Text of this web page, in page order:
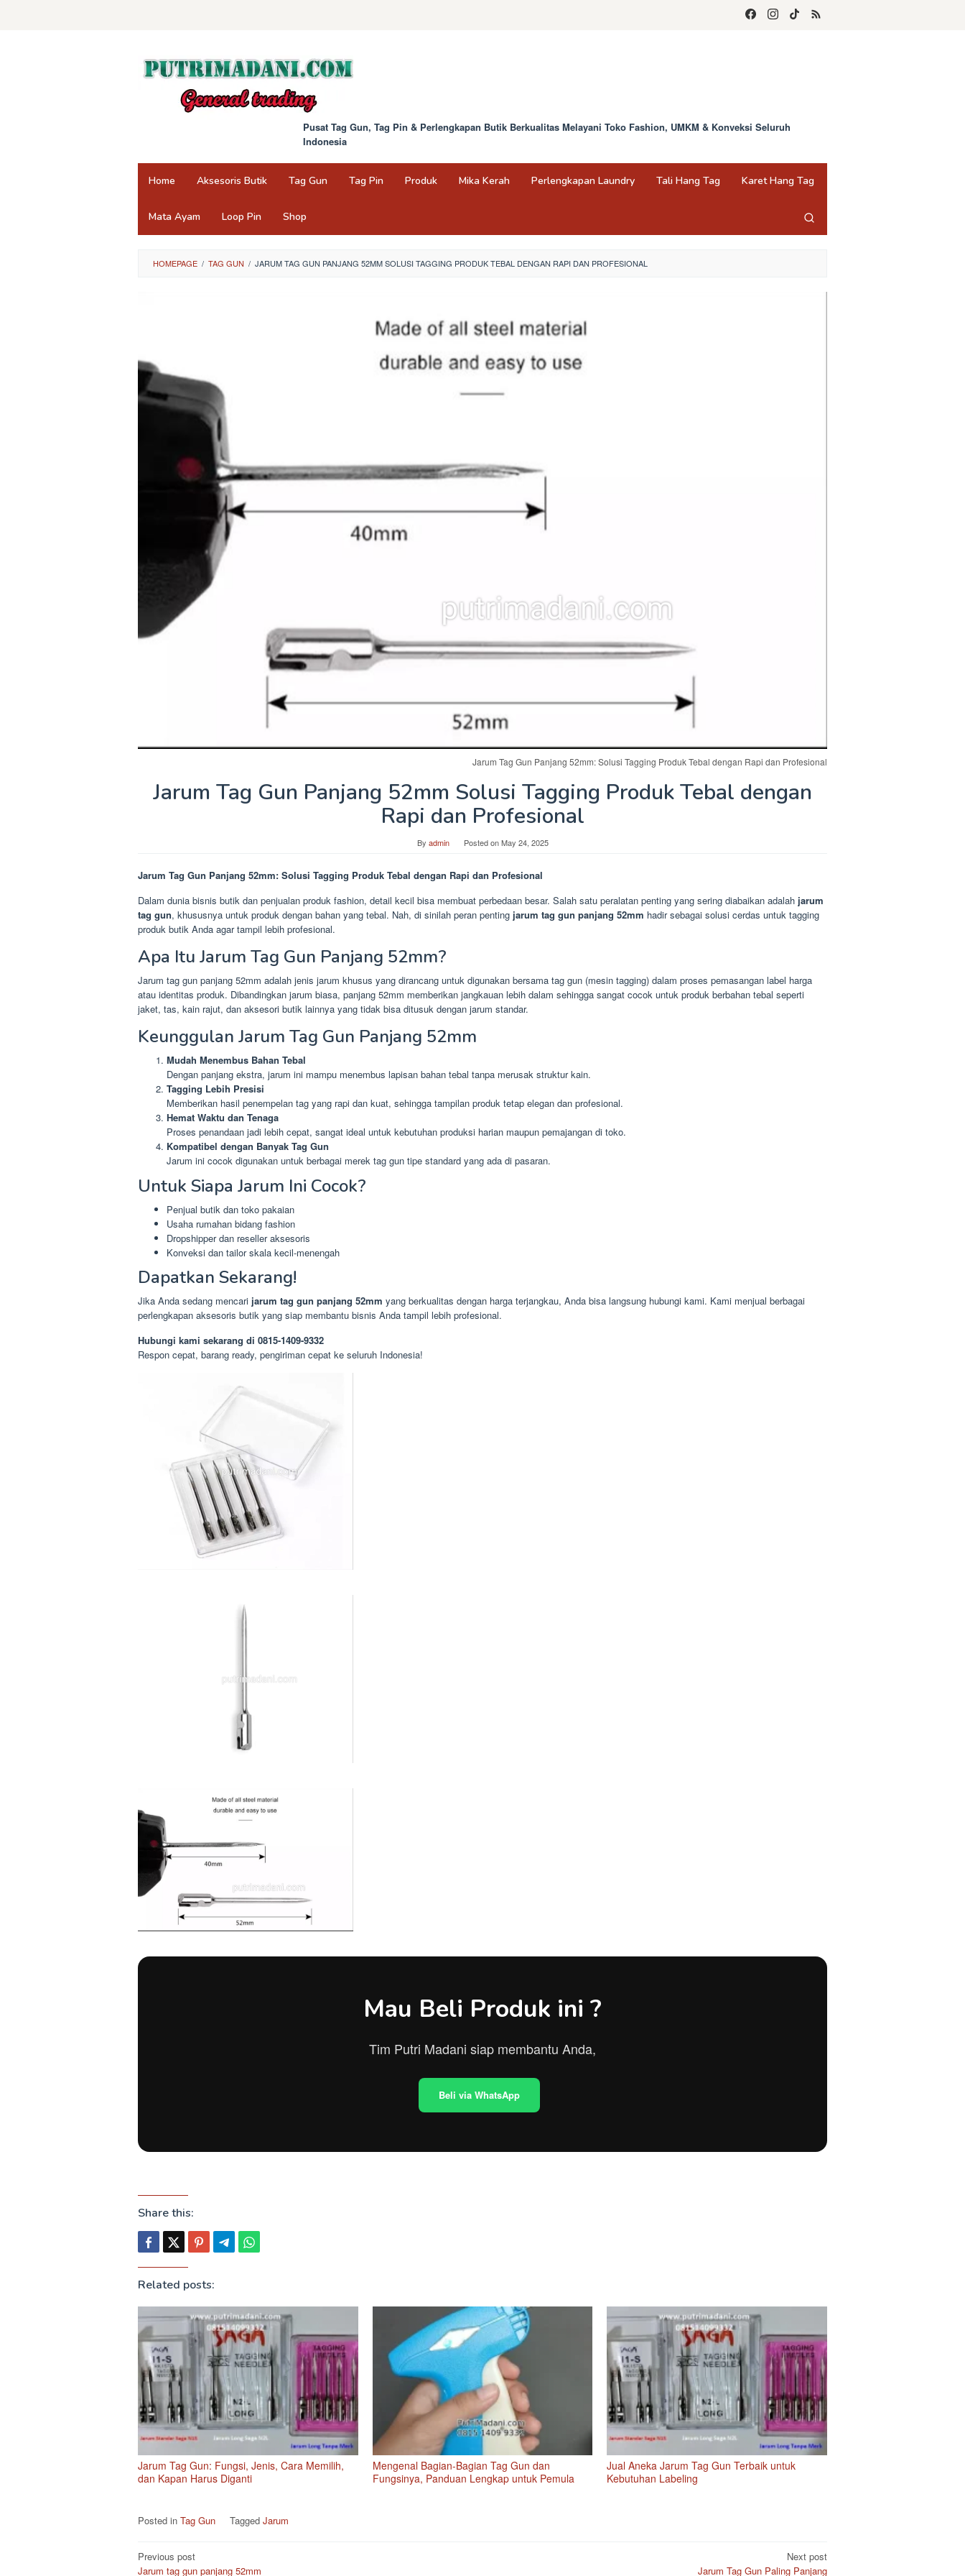
Pusat Tag Gun, Tag Pin & Perlengkapan Butik Berkualitas Melayani Toko Fashion, UMKM & Konveksi Seluruh
Indonesia
Home Aksesoris Butik Tag Gun Tag Pin Produk Mika Kerah Perlengkapan Laundry Tali Hang Tag Karet Hang Tag
Mata Ayam Loop Pin Shop
HOMEPAGE / TAG GUN / JARUM TAG GUN PANJANG 52MM SOLUSI TAGGING PRODUK TEBAL DENGAN RAPI DAN PROFESIONAL
Jarum Tag Gun Panjang 52mm: Solusi Tagging Produk Tebal dengan Rapi dan Profesional
Jarum Tag Gun Panjang 52mm Solusi Tagging Produk Tebal dengan
Rapi dan Profesional
By admin Posted onMay 24, 2025
Jarum Tag Gun Panjang 52mm: Solusi Tagging Produk Tebal dengan Rapi dan Profesional
Dalam dunia bisnis butik dan penjualan produk fashion, detail kecil bisa membuat perbedaan besar. Salah satu peralatan penting yang sering diabaikan adalah jarum
tag gun, khususnya untuk produk dengan bahan yang tebal. Nah, di sinilah peran penting jarum tag gun panjang 52mm hadir sebagai solusi cerdas untuk tagging
produk butik Anda agar tampil lebih profesional.
Apa Itu Jarum Tag Gun Panjang 52mm?
Jarum tag gun panjang 52mm adalah jenis jarum khusus yang dirancang untuk digunakan bersama tag gun (mesin tagging) dalam proses pemasangan label harga
atau identitas produk. Dibandingkan jarum biasa, panjang 52mm memberikan jangkauan lebih dalam sehingga sangat cocok untuk produk berbahan tebal seperti
jaket, tas, kain rajut, dan aksesori butik lainnya yang tidak bisa ditusuk dengan jarum standar.
Keunggulan Jarum Tag Gun Panjang 52mm
Mudah Menembus Bahan Tebal
Dengan panjang ekstra, jarum ini mampu menembus lapisan bahan tebal tanpa merusak struktur kain.
Tagging Lebih Presisi
Memberikan hasil penempelan tag yang rapi dan kuat, sehingga tampilan produk tetap elegan dan profesional.
Hemat Waktu dan Tenaga
Proses penandaan jadi lebih cepat, sangat ideal untuk kebutuhan produksi harian maupun pemajangan di toko.
Kompatibel dengan Banyak Tag Gun
Jarum ini cocok digunakan untuk berbagai merek tag gun tipe standard yang ada di pasaran.
Untuk Siapa Jarum Ini Cocok?
Penjual butik dan toko pakaian
Usaha rumahan bidang fashion
Dropshipper dan reseller aksesoris
Konveksi dan tailor skala kecil-menengah
Dapatkan Sekarang!
Jika Anda sedang mencari jarum tag gun panjang 52mm yang berkualitas dengan harga terjangkau, Anda bisa langsung hubungi kami. Kami menjual berbagai
perlengkapan aksesoris butik yang siap membantu bisnis Anda tampil lebih profesional.
Hubungi kami sekarang di 0815-1409-9332
Respon cepat, barang ready, pengiriman cepat ke seluruh Indonesia!
Mau Beli Produk ini ?
Tim Putri Madani siap membantu Anda,
Beli via WhatsApp
Share this:
Related posts:
Jarum Tag Gun: Fungsi, Jenis, Cara Memilih,
dan Kapan Harus Diganti
Mengenal Bagian-Bagian Tag Gun dan
Fungsinya, Panduan Lengkap untuk Pemula
Jual Aneka Jarum Tag Gun Terbaik untuk
Kebutuhan Labeling
Posted in Tag Gun Tagged Jarum
Post
Previous post
Jarum tag gun panjang 52mm
Next post
Jarum Tag Gun Paling Panjang